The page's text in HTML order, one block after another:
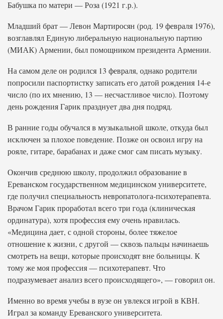
Бабушка по матери — Роза (1921 г.р.).
Младший брат — Левон Мартиросян (род. 19 февраля 1976),
возглавлял Единую либеральную национальную партию
(МИАК) Армении, был помощником президента Армении.
На самом деле он родился 13 февраля, однако родители
попросили паспортистку записать его датой рождения 14-е
число (по их мнению, 13 — несчастливое число). Поэтому
день рождения Гарик празднует два дня подряд.
В ранние годы обучался в музыкальной школе, откуда был
исключен за плохое поведение. Позже он освоил игру на
рояле, гитаре, барабанах и даже смог сам писать музыку.
Окончив среднюю школу, продолжил образование в
Ереванском государственном медицинском университете,
где получил специальность невропатолога-психотерапевта.
Врачом Гарик проработал всего три года (клиническая
ординатура), хотя профессия ему очень нравилась.
«Медицина дает, с одной стороны, более тяжелое
отношение к жизни, с другой — сквозь пальцы начинаешь
смотреть на вещи, которые происходят вне больницы. К
тому же моя профессия — психотерапевт. Что
подразумевает анализ всего происходящего», — говорил он.
Именно во время учебы в вузе он увлекся игрой в КВН.
Играл за команду Ереванского университета.